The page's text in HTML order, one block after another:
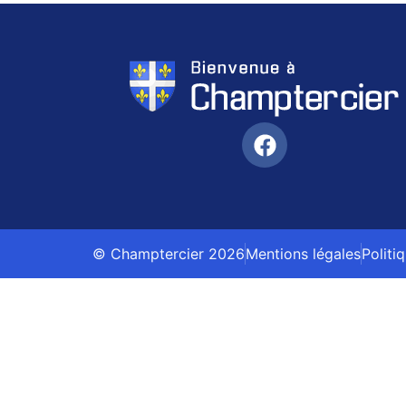
© Champtercier 2026Mentions légales